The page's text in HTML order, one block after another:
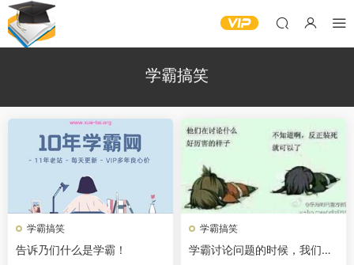
学霸搞笑
学霸搞笑
告诉乃们什么是学霸！
学霸搞笑
学霸讨论问题的时候，我们装